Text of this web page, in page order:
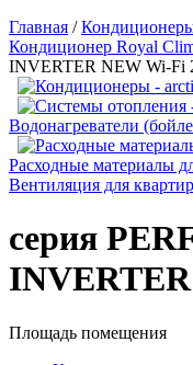
Главная /
Кондиционер Royal
INVERTER NEW Wi-Fi
Водонагреватели
Расходные материалы
Вентиляция для
серия
Площадь помещения